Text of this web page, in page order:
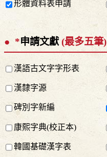
形體資料表申請
*申請文獻 (最多五筆)
漢語古文字字形表
漢隸字源
碑別字新編
康熙字典(校正本)
韓國基礎漢字表